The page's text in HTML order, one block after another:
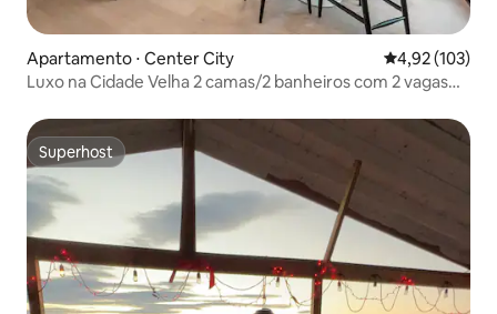
Apartamento ⋅ Center City 4,92 de uma
4,92 (103)
Luxo na Cidade Velha 2 camas/2 banheiros com 2 vagas
Superhost
Superhost